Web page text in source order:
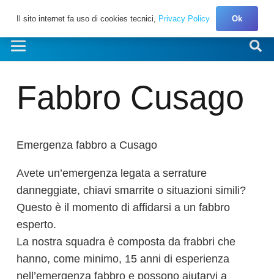
Fabbro Cusago
Emergenza fabbro a Cusago
Avete un’emergenza legata a serrature
danneggiate, chiavi smarrite o situazioni simili?
Questo è il momento di affidarsi a un fabbro
esperto.
La nostra squadra è composta da frabbri che
hanno, come minimo, 15 anni di esperienza
nell’emergenza fabbro e possono aiutarvi a
Il sito internet fa uso di cookies tecnici, Privacy Policy Ok